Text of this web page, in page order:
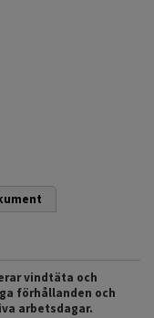
vindtäta och
förhållanden och
arbetsdagar.